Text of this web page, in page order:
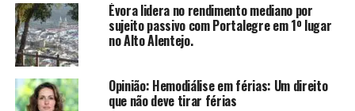
Évora lidera no rendimento mediano por
sujeito passivo com Portalegre em 1º lugar
no Alto Alentejo.
Opinião: Hemodiálise em férias: Um direito
que não deve tirar férias